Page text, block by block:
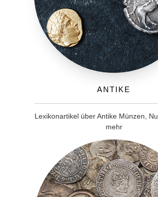
Antike
Lexikonartikel über Antike Münzen,
mehr